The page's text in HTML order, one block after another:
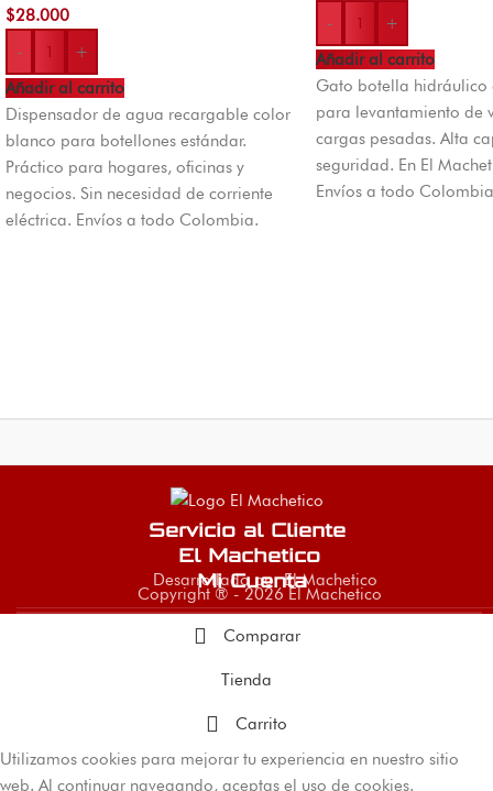
$28.000
-
+
Añadir al carrito
Dispensador de agua recargable color
blanco para botellones estándar.
Práctico para hogares, oficinas y
negocios. Sin necesidad de corriente
eléctrica. Envíos a todo Colombia.
-
+
Añadir al carrito
Gato botella hidráulico
para levantamiento de
cargas pesadas. Alta
seguridad. En El
Envíos a todo
Servicio al Cliente
El Machetico
Mi Cuenta
Desarrollado por El Machetico
Copyright ® - 2026 El Machetico
Comparar
Tienda
Carrito
Utilizamos cookies para mejorar tu experiencia en nuestro sitio
web. Al continuar navegando, aceptas el uso de cookies.